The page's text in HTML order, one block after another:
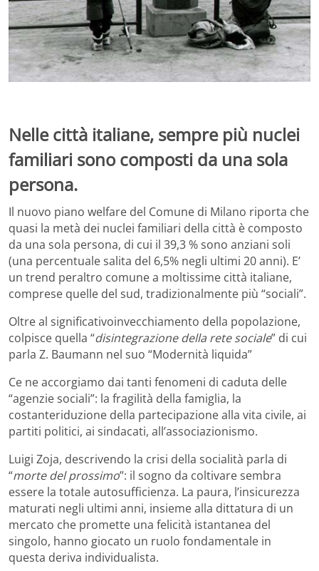
Nelle città italiane, sempre più nuclei
familiari sono composti da una sola
persona.
Il nuovo piano welfare del Comune di Milano riporta che
quasi la metà dei nuclei familiari della città è composto
da una sola persona, di cui il 39,3 % sono anziani soli
(una percentuale salita del 6,5% negli ultimi 20 anni). E’
un trend peraltro comune a moltissime città italiane,
comprese quelle del sud, tradizionalmente più “sociali”.
Oltre al significativoinvecchiamento della popolazione,
colpisce quella “disintegrazione della rete sociale” di cui
parla Z. Baumann nel suo “Modernità liquida”
Ce ne accorgiamo dai tanti fenomeni di caduta delle
“agenzie sociali”: la fragilità della famiglia, la
costanteriduzione della partecipazione alla vita civile, ai
partiti politici, ai sindacati, all’associazionismo.
Luigi Zoja, descrivendo la crisi della socialità parla di
“morte del prossimo”: il sogno da coltivare sembra
essere la totale autosufficienza. La paura, l’insicurezza
maturati negli ultimi anni, insieme alla dittatura di un
mercato che promette una felicità istantanea del
singolo, hanno giocato un ruolo fondamentale in
questa deriva individualista.